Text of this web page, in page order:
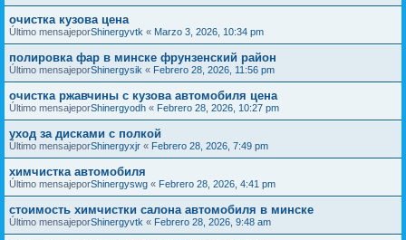
очистка кузова цена
Último mensajeporShinergyvtk « Marzo 3, 2026, 10:34 pm
полировка фар в минске фрунзенский район
Último mensajeporShinergysik « Febrero 28, 2026, 11:56 pm
очистка ржавчины с кузова автомобиля цена
Último mensajeporShinergyodh « Febrero 28, 2026, 10:27 pm
уход за дисками с полкой
Último mensajeporShinergyxjr « Febrero 28, 2026, 7:49 pm
химчистка автомобиля
Último mensajeporShinergyswg « Febrero 28, 2026, 4:41 pm
стоимость химчистки салона автомобиля в минске
Último mensajeporShinergyvtk « Febrero 28, 2026, 9:48 am